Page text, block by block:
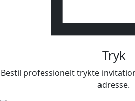
Tryk
Bestil professionelt trykte
adresse.